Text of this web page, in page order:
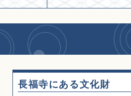
長福寺にある文化財